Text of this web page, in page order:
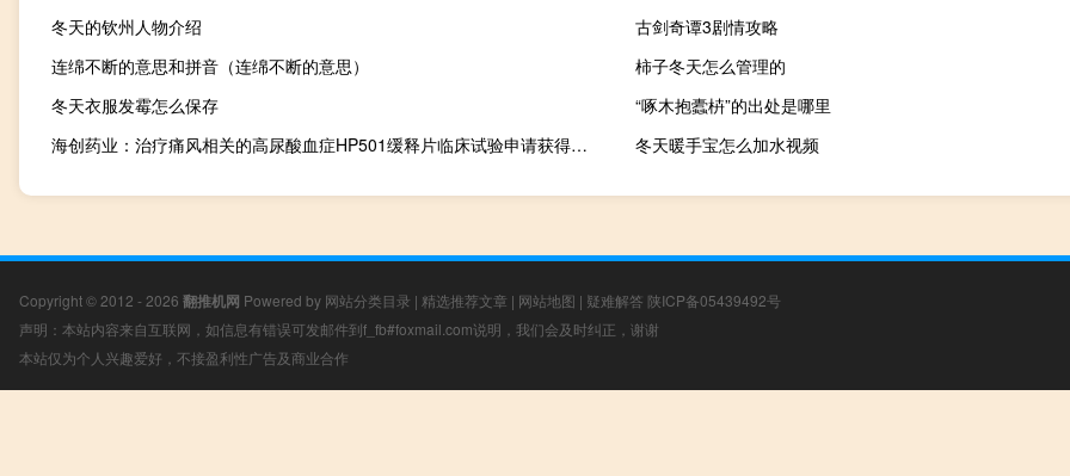
冬天的钦州人物介绍
古剑奇谭3剧情攻略
连绵不断的意思和拼音（连绵不断的意思）
柿子冬天怎么管理的
冬天衣服发霉怎么保存
“啄木抱蠹枿”的出处是哪里
海创药业：治疗痛风相关的高尿酸血症HP501缓释片临床试验申请获得FDA受理
冬天暖手宝怎么加水视频
Copyright © 2012 - 2026 翻推机网 Powered by 网站分类目录 | 精选推荐文章 | 网站地图 | 疑难解答 陕ICP备05439492号
声明：本站内容来自互联网，如信息有错误可发邮件到f_fb#foxmail.com说明，我们会及时纠正，谢谢
本站仅为个人兴趣爱好，不接盈利性广告及商业合作